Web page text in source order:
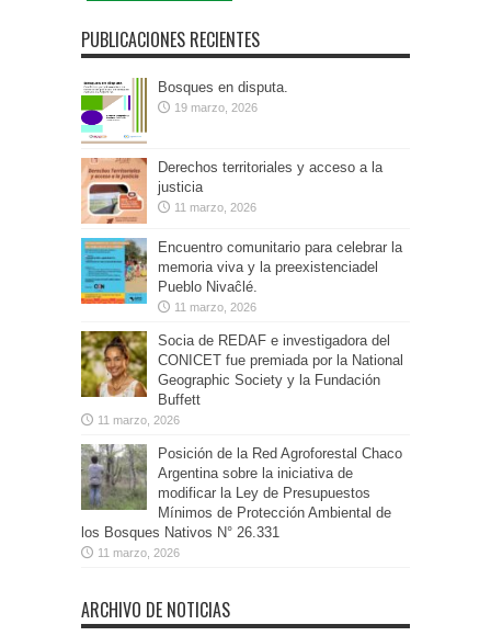
PUBLICACIONES RECIENTES
Bosques en disputa.
19 marzo, 2026
Derechos territoriales y acceso a la
justicia
11 marzo, 2026
Encuentro comunitario para celebrar la
memoria viva y la preexistenciadel
Pueblo Nivaĉlé.
11 marzo, 2026
Socia de REDAF e investigadora del
CONICET fue premiada por la National
Geographic Society y la Fundación
Buffett
11 marzo, 2026
Posición de la Red Agroforestal Chaco
Argentina sobre la iniciativa de
modificar la Ley de Presupuestos
Mínimos de Protección Ambiental de
los Bosques Nativos N° 26.331
11 marzo, 2026
ARCHIVO DE NOTICIAS